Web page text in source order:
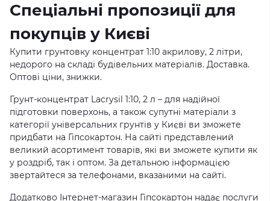
Спеціальні пропозиції для
покупців у Києві
Купити грунтовку концентрат 1:10 акрилову, 2 літри,
недорого на складі будівельних матеріалів. Доставка.
Оптові ціни, знижки.
Грунт-концентрат Lacrysil 1:10, 2 л – для надійної
підготовки поверхонь, а також супутні матеріали з
категорії універсальних грунтів у Києві ви зможете
придбати на Гіпсокартон. На сайті представлений
великий асортимент товарів, які ви зможете купити як
у роздріб, так і оптом. За детальною інформацією
звертайтеся за телефонами, вказаними на сайті.
Додатково Інтернет-магазин Гіпсокартон надає послуги